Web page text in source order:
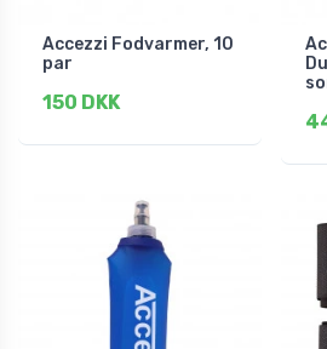
Accezzi Fodvarmer, 10
par
150 DKK